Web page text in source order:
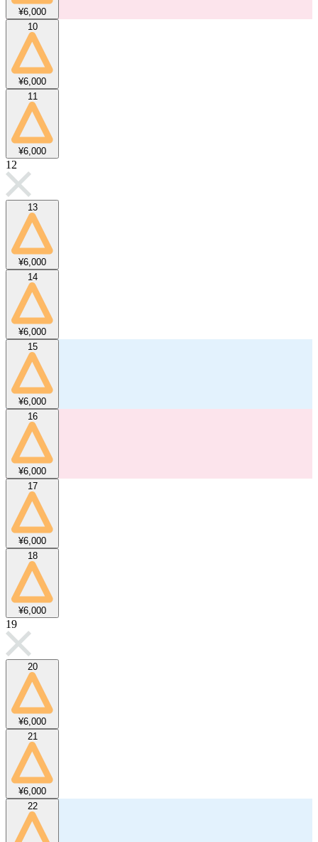
¥6,000
10
¥6,000
11
¥6,000
12
13
¥6,000
14
¥6,000
15
¥6,000
16
¥6,000
17
¥6,000
18
¥6,000
19
20
¥6,000
21
¥6,000
22